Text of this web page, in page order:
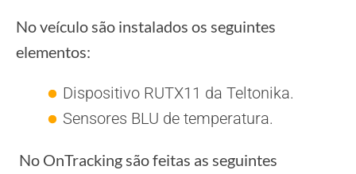
No veículo são instalados os seguintes
elementos:
Dispositivo RUTX11 da Teltonika.
Sensores BLU de temperatura.
No OnTracking são feitas as seguintes